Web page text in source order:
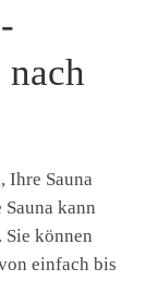
Ihre Sauna
kann
Sie können
einfach bis